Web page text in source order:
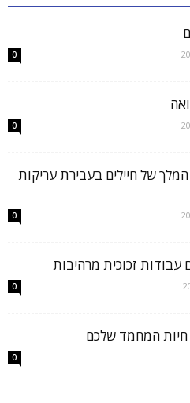
0
0
של חיילים בעבירת עריקות
0
זכוכית מרהיבות
0
חיות המחמד שלכם
0